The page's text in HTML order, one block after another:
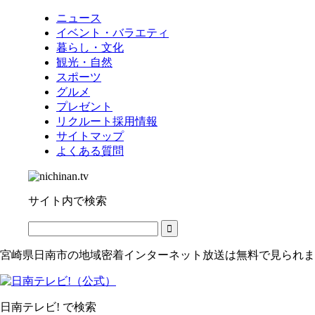
ニュース
イベント・バラエティ
暮らし・文化
観光・自然
スポーツ
グルメ
プレゼント
リクルート採用情報
サイトマップ
よくある質問
サイト内で検索
宮崎県日南市の地域密着インターネット放送は無料で見られ
日南テレビ! で検索